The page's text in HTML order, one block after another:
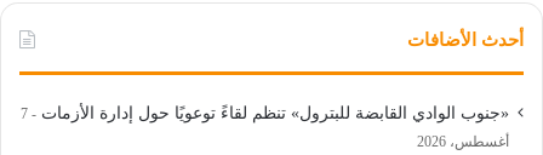
أحدث الأضافات
«جنوب الوادي القابضة للبترول» تنظم لقاءً توعويًا حول إدارة الأزمات
7
أغسطس، 2026